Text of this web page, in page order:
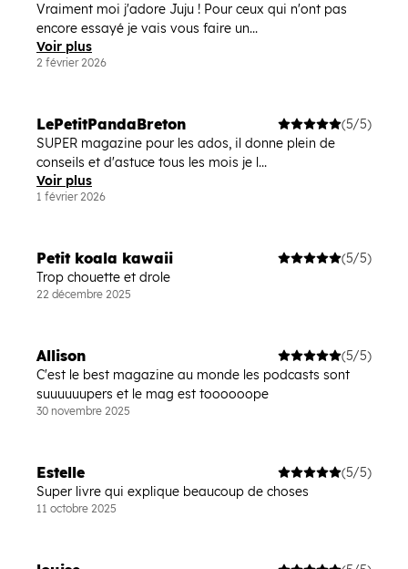
Vraiment moi j'adore Juju ! Pour ceux qui n'ont pas
encore essayé je vais vous faire un...
Voir plus
2 février 2026
LePetitPandaBreton
(5/5)
SUPER magazine pour les ados, il donne plein de
conseils et d'astuce tous les mois je l...
Voir plus
1 février 2026
Petit koala kawaii
(5/5)
Trop chouette et drole
22 décembre 2025
Allison
(5/5)
C'est le best magazine au monde les podcasts sont
suuuuuupers et le mag est toooooope
30 novembre 2025
Estelle
(5/5)
Super livre qui explique beaucoup de choses
11 octobre 2025